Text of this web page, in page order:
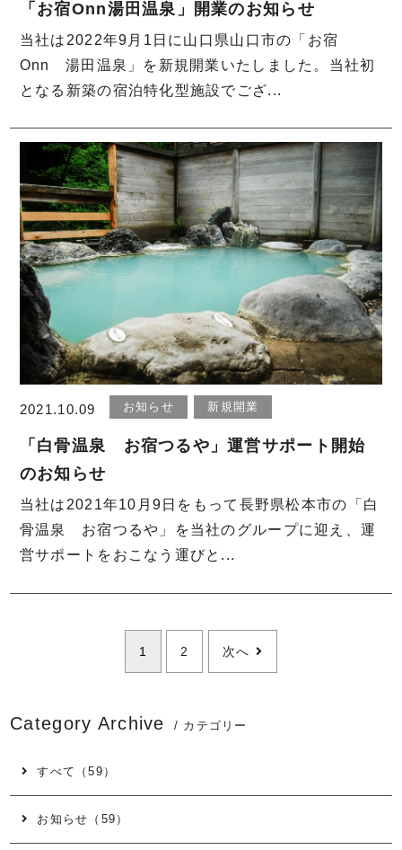
「お宿Onn湯田温泉」開業のお知らせ
当社は2022年9月1日に山口県山口市の「お宿
Onn 湯田温泉」を新規開業いたしました。当社初
となる新築の宿泊特化型施設でござ...
2021.10.09 お知らせ 新規開業
「白骨温泉 お宿つるや」運営サポート開始
のお知らせ
当社は2021年10月9日をもって長野県松本市の「白
骨温泉 お宿つるや」を当社のグループに迎え、運
営サポートをおこなう運びと...
1 2 次へ
Category Archive / カテゴリー
すべて（59）
お知らせ（59）